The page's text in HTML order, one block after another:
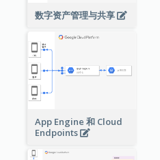
数字资产管理与共享
App Engine 和 Cloud
Endpoints